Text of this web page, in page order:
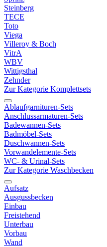
Steinberg
TECE
Toto
Viega
Villeroy & Boch
VitrA
WBV
Wittigsthal
Zehnder
Zur Kategorie Komplettsets
Ablaufgarnituren-Sets
Anschlussarmaturen-Sets
Badewannen-Sets
Badmöbel-Sets
Duschwannen-Sets
Vorwandelemente-Sets
WC- & Urinal-Sets
Zur Kategorie Waschbecken
Aufsatz
Ausgussbecken
Einbau
Freistehend
Unterbau
Vorbau
Wand